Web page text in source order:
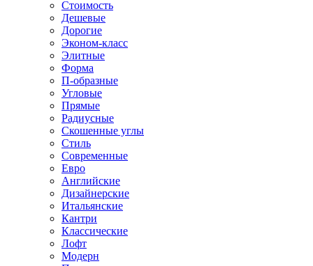
Стоимость
Дешевые
Дорогие
Эконом-класс
Элитные
Форма
П-образные
Угловые
Прямые
Радиусные
Скошенные углы
Стиль
Современные
Евро
Английские
Дизайнерские
Итальянские
Кантри
Классические
Лофт
Модерн